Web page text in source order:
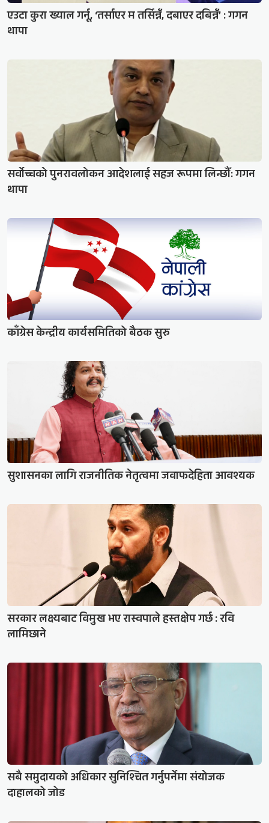
एउटा कुरा ख्याल गर्नू, ‘तर्साएर म तर्सिन्नँ, दबाएर दबिन्नँ’ : गगन
थापा
सर्वोच्चको पुनरावलोकन आदेशलाई सहज रूपमा लिन्छौँ: गगन
थापा
काँग्रेस केन्द्रीय कार्यसमितिको बैठक सुरु
सुशासनका लागि राजनीतिक नेतृत्वमा जवाफदेहिता आवश्यक
सरकार लक्ष्यबाट विमुख भए रास्वपाले हस्तक्षेप गर्छ : रवि
लामिछाने
सबै समुदायको अधिकार सुनिश्चित गर्नुपर्नेमा संयोजक
दाहालको जोड